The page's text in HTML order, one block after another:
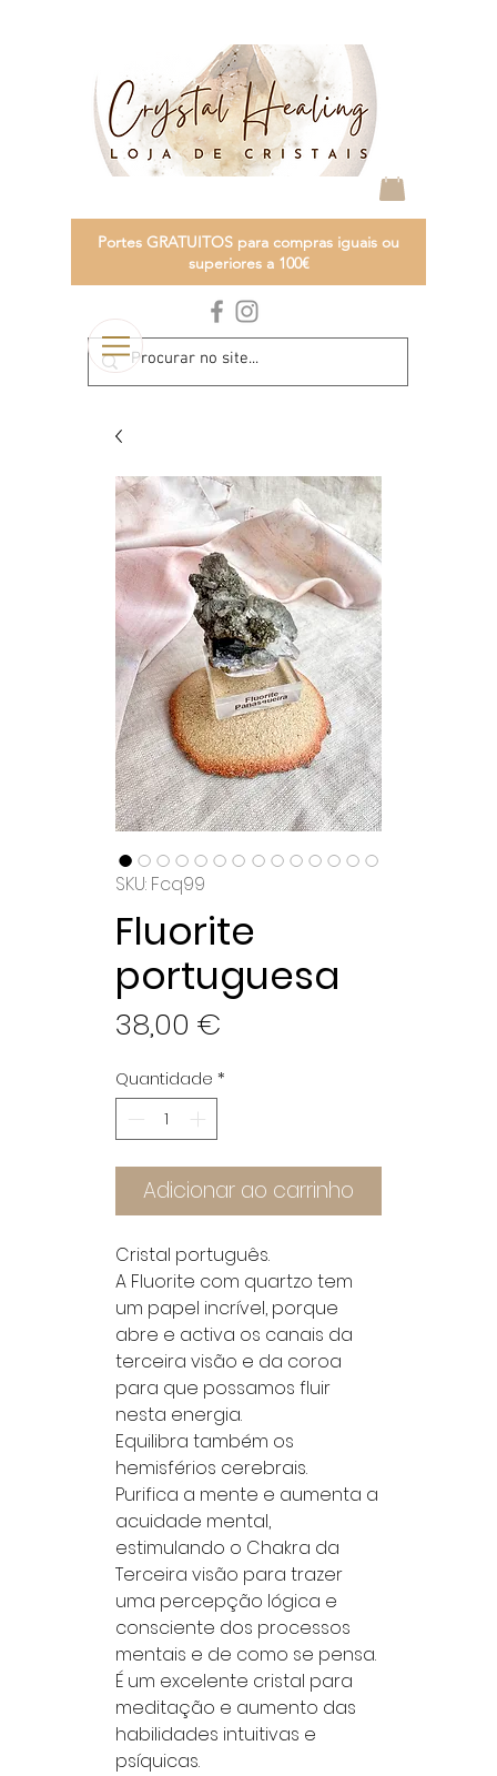
Portes GRATUITOS para compras iguais ou
superiores a 100€
SKU: Fcq99
Fluorite
portuguesa
38,00 €
Quantidade *
Adicionar ao carrinho
Cristal português.
A Fluorite com quartzo tem
um papel incrível, porque
abre e activa os canais da
terceira visão e da coroa
para que possamos fluir
nesta energia.
Equilibra também os
hemisférios cerebrais.
Purifica a mente e aumenta a
acuidade mental,
estimulando o Chakra da
Terceira visão para trazer
uma percepção lógica e
consciente dos processos
mentais e de como se pensa.
É um excelente cristal para
meditação e aumento das
habilidades intuitivas e
psíquicas.